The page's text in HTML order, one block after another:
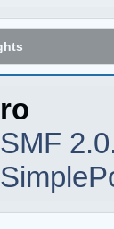
SMF